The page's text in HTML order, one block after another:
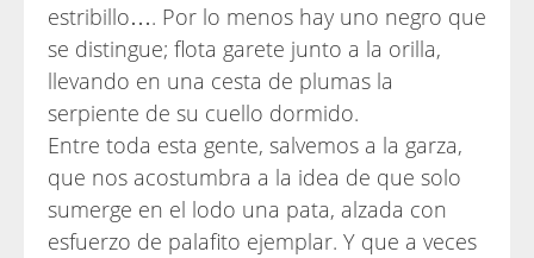
estribillo…. Por lo menos hay uno negro que
se distingue; flota garete junto a la orilla,
llevando en una cesta de plumas la
serpiente de su cuello dormido.
Entre toda esta gente, salvemos a la garza,
que nos acostumbra a la idea de que solo
sumerge en el lodo una pata, alzada con
esfuerzo de palafito ejemplar. Y que a veces